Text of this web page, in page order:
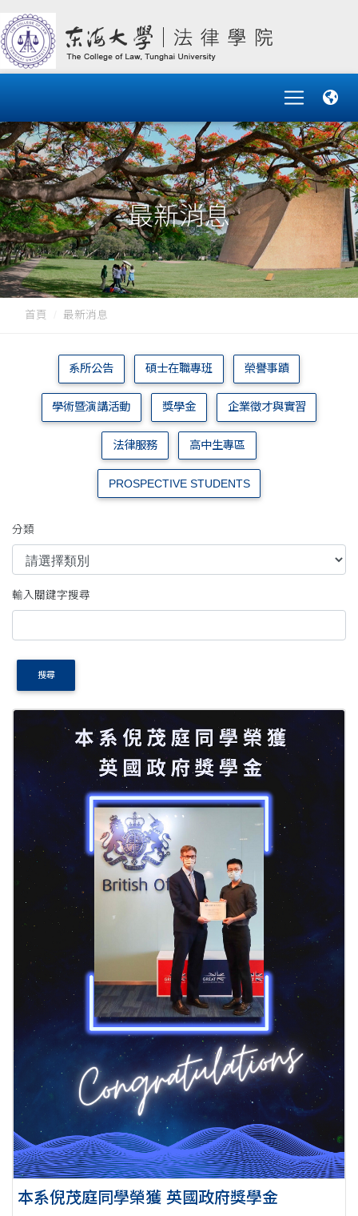
最新消息
首頁 最新消息
系所公告 碩士在職專班 榮譽事蹟
學術暨演講活動 獎學金 企業徵才與實習
法律服務 高中生專區
PROSPECTIVE STUDENTS
分類
輸入關鍵字搜尋
搜尋
本系倪茂庭同學榮獲 英國政府獎學金